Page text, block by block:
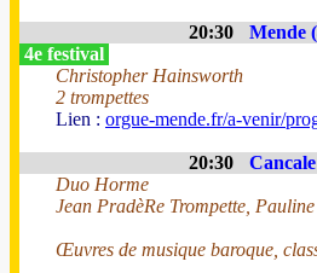
20:30 Mende
4e festival
Christopher Hainsworth
2 trompettes
Lien : orgue-mende.fr/a-venir/
20:30
Duo Horme
Jean PradèRe Trompette,
Œuvres de musique baroque,